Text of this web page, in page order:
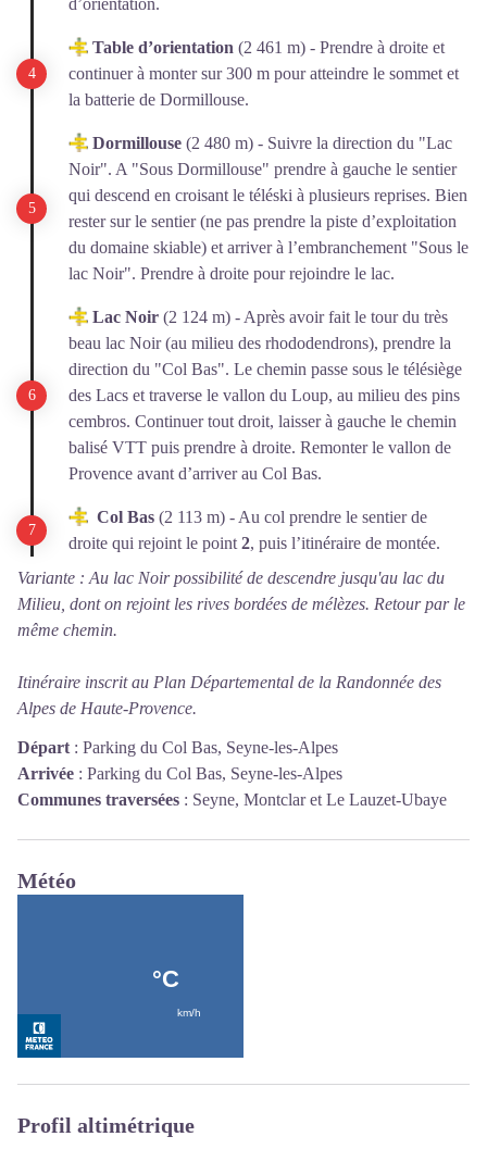
d’orientation.
Table d’orientation (2 461 m) - Prendre à droite et
continuer à monter sur 300 m pour atteindre le sommet et
la batterie de Dormillouse.
Dormillouse (2 480 m) - Suivre la direction du "Lac
Noir". A "Sous Dormillouse" prendre à gauche le sentier
qui descend en croisant le téléski à plusieurs reprises. Bien
rester sur le sentier (ne pas prendre la piste d’exploitation
du domaine skiable) et arriver à l’embranchement "Sous le
lac Noir". Prendre à droite pour rejoindre le lac.
Lac Noir (2 124 m) - Après avoir fait le tour du très
beau lac Noir (au milieu des rhododendrons), prendre la
direction du "Col Bas". Le chemin passe sous le télésiège
des Lacs et traverse le vallon du Loup, au milieu des pins
cembros. Continuer tout droit, laisser à gauche le chemin
balisé VTT puis prendre à droite. Remonter le vallon de
Provence avant d’arriver au Col Bas.
Col Bas (2 113 m) - Au col prendre le sentier de
droite qui rejoint le point 2, puis l’itinéraire de montée.
Variante : Au lac Noir possibilité de descendre jusqu'au lac du
Milieu, dont on rejoint les rives bordées de mélèzes. Retour par le
même chemin.
Itinéraire inscrit au Plan Départemental de la Randonnée des
Alpes de Haute-Provence.
Départ : Parking du Col Bas, Seyne-les-Alpes
Arrivée : Parking du Col Bas, Seyne-les-Alpes
Communes traversées : Seyne, Montclar et Le Lauzet-Ubaye
Météo
Profil altimétrique